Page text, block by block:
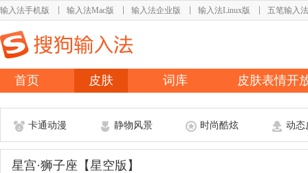
输入法手机版 输入法Mac版 输入法企业版 输入法Linux版 五笔输入法
首页 皮肤 词库 皮肤表情开
卡通动漫 静物风景 时尚酷炫 动态
星宫·狮子座【星空版】